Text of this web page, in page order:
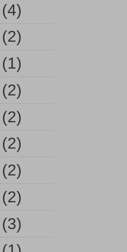
(4)
(2)
(1)
(2)
(2)
(2)
(2)
(2)
(3)